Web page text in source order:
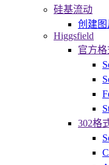
硅基流动
创建
Higgsfield
官方
302格